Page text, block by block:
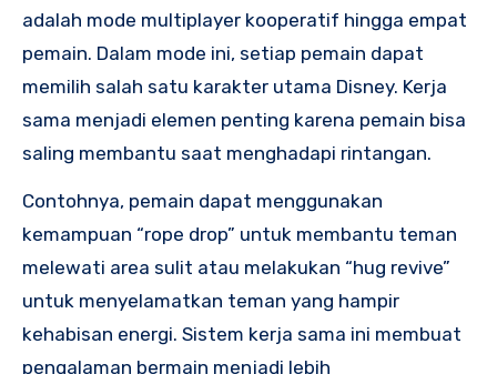
adalah mode multiplayer kooperatif hingga empat
pemain. Dalam mode ini, setiap pemain dapat
memilih salah satu karakter utama Disney. Kerja
sama menjadi elemen penting karena pemain bisa
saling membantu saat menghadapi rintangan.
Contohnya, pemain dapat menggunakan
kemampuan “rope drop” untuk membantu teman
melewati area sulit atau melakukan “hug revive”
untuk menyelamatkan teman yang hampir
kehabisan energi. Sistem kerja sama ini membuat
pengalaman bermain menjadi lebih